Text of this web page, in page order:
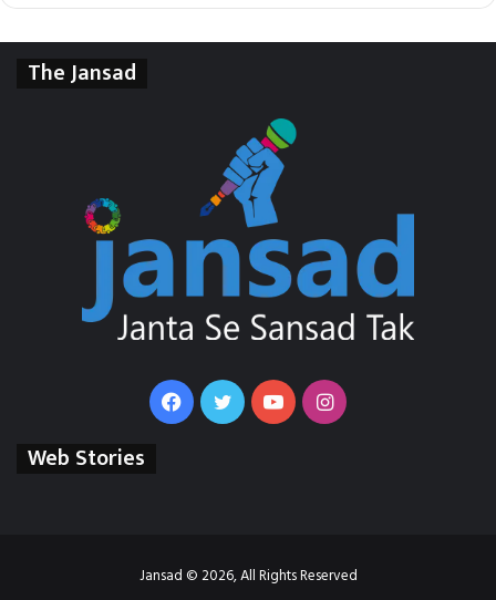
The Jansad
FacebookTwitterYouTubeInstagram
Web Stories
Jansad © 2026, All Rights Reserved